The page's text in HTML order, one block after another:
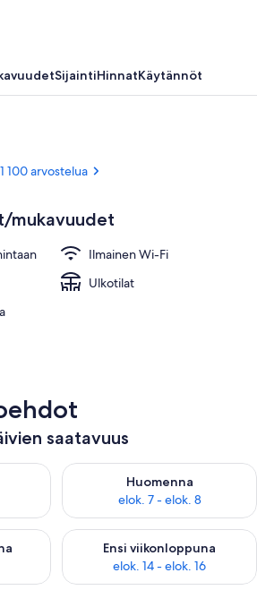
Järvi
SijaintiHinnatKäytännöt
100 arvostelua
mukavuudet
Ilmainen Wi-Fi
Ulkotilat
saatavuus
elok. 6 - elok. 7
Huomenna
elok. 7 - elok. 8
Tarkista huomisen saatavuus
saatavuus elok. 7 - elok. 9
Ensi viikonloppuna
elok. 14 - elok. 16
Tarkista ensi viikonlopun